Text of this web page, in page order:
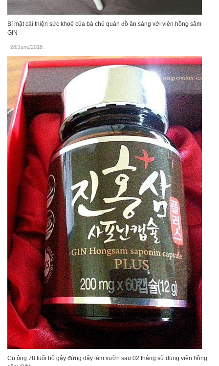
Bí mật cải thiện sức khoẻ của bà chủ quán đồ ăn sáng với viên hồng sâm
GIN
28/June/2018
Cụ ông 78 tuổi bỏ gậy đứng dậy làm vườn sau 02 tháng sử dụng viên hồng